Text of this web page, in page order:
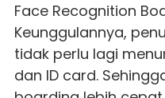
Face Recognition
Keunggulannya,
tidak perlu lagi
dan ID card.